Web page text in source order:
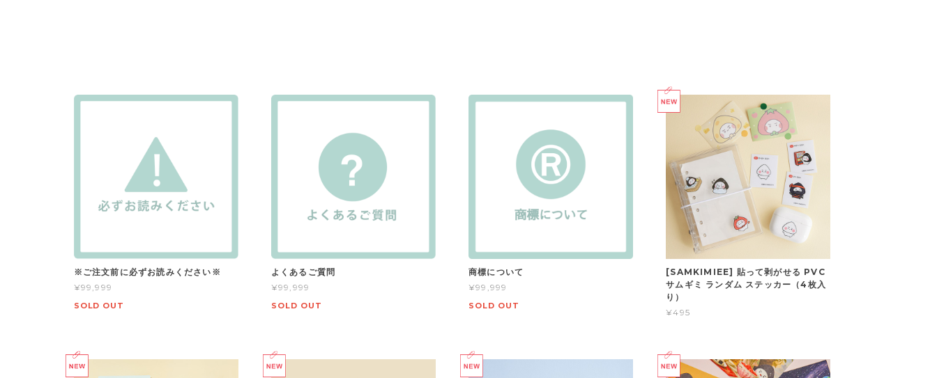
※ご注文前に必ずお読みください※
¥99,999
SOLD OUT
よくあるご質問
¥99,999
SOLD OUT
商標について
¥99,999
SOLD OUT
[SAMKIMIEE] 貼って剥がせる PVC
サムギミ ランダム ステッカー（4枚入
り）
¥495